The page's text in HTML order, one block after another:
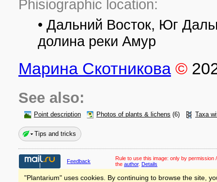
Phisiographic location:
• Дальний Восток, Юг
долина реки Амур
Марина Скотникова ©
See also:
Point description Photos of plants & lichens (6) Taxa
Tips and tricks
Feedback Rule to use this image: only by permission
the author. Details
"Plantarium" uses cookies. By continuing to browse the site,